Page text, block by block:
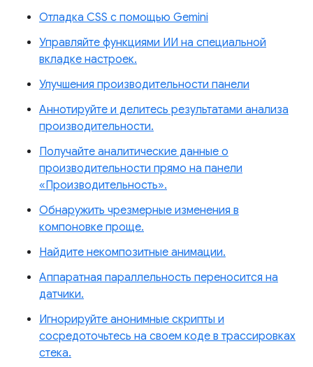
Отладка CSS с помощью Gemini
Управляйте функциями ИИ на специальной
вкладке настроек.
Улучшения производительности панели
Аннотируйте и делитесь результатами анализа
производительности.
Получайте аналитические данные о
производительности прямо на панели
«Производительность».
Обнаружить чрезмерные изменения в
компоновке проще.
Найдите некомпозитные анимации.
Аппаратная параллельность переносится на
датчики.
Игнорируйте анонимные скрипты и
сосредоточьтесь на своем коде в трассировках
стека.